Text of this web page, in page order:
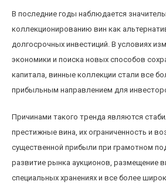
В последние годы наблюдается
коллекционированию вин как
долгосрочных инвестиций. В условиях
экономики и поиска новых способов
капитала, винные коллекции стали все
прибыльным направлением для
Причинами такого тренда являются
престижные вина, их ограниченность и
существенной прибыли при грамотном
развитие рынка аукционов, размещение
специальных хранениях и все более